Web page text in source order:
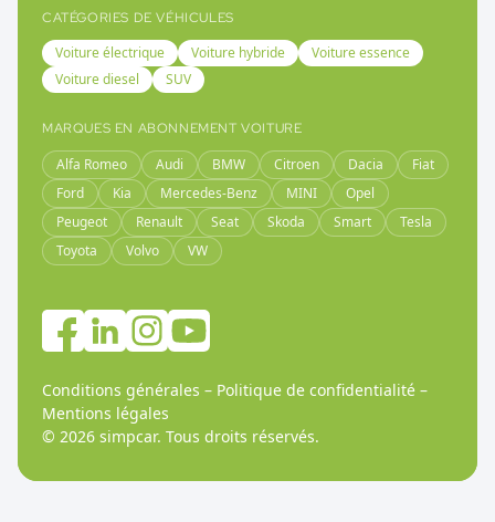
CATÉGORIES DE VÉHICULES
Voiture électrique Voiture hybride
Voiture essence
Voiture diesel
SUV
MARQUES EN ABONNEMENT VOITURE
Alfa Romeo Audi BMW Citroen Dacia
Fiat
Ford
Kia Mercedes-Benz MINI
Opel
Peugeot
Renault Seat Skoda Smart
Tesla
Toyota
Volvo VW
Conditions générales – Politique de confidentialité –
Mentions légales
© 2026 simpcar. Tous droits réservés.